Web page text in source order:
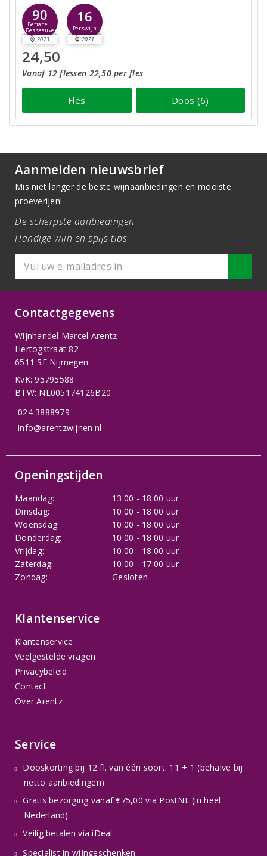
90
Bettane +
Desseauve
2023
16
Perswijn
2021
24,50
Vanaf 12 flessen 22,50 per fles
Fles Doos (6)
Aanmelden nieuwsbrief
Mis niet langer de beste wijnaanbiedingen en mooiste
proeverijen!
De scherpste aanbiedingen
Handige wijn en spijs tips
Contactgegevens
Wijnhandel Marcel Arentz
Hertogstraat 82
6511 SE Nijmegen
KvK: 95795588
BTW: NL005174126B20
024 3888979
info@arentzwijnen.nl
Openingstijden
Maandag:
13:00 - 18:00 uur
Dinsdag:
10:00 - 18:00 uur
Woensdag:
10:00 - 18:00 uur
Donderdag:
10:00 - 18:00 uur
Vrijdag:
10:00 - 18:00 uur
Zaterdag:
10:00 - 17:00 uur
Zondag:
Gesloten
Klantenservice
Klantenservice
Veelgestelde vragen
Privacybeleid
Contact
Over Arentz
Service
Dooskorting bij 12 fl. van één soort: 11 + 1 (behalve bij
netto aanbiedingen)
Gratis bezorging vanaf €75,00 via PostNL (in heel
Nederland)
Veilig betalen via iDeal
Specialist in wijngeschenken